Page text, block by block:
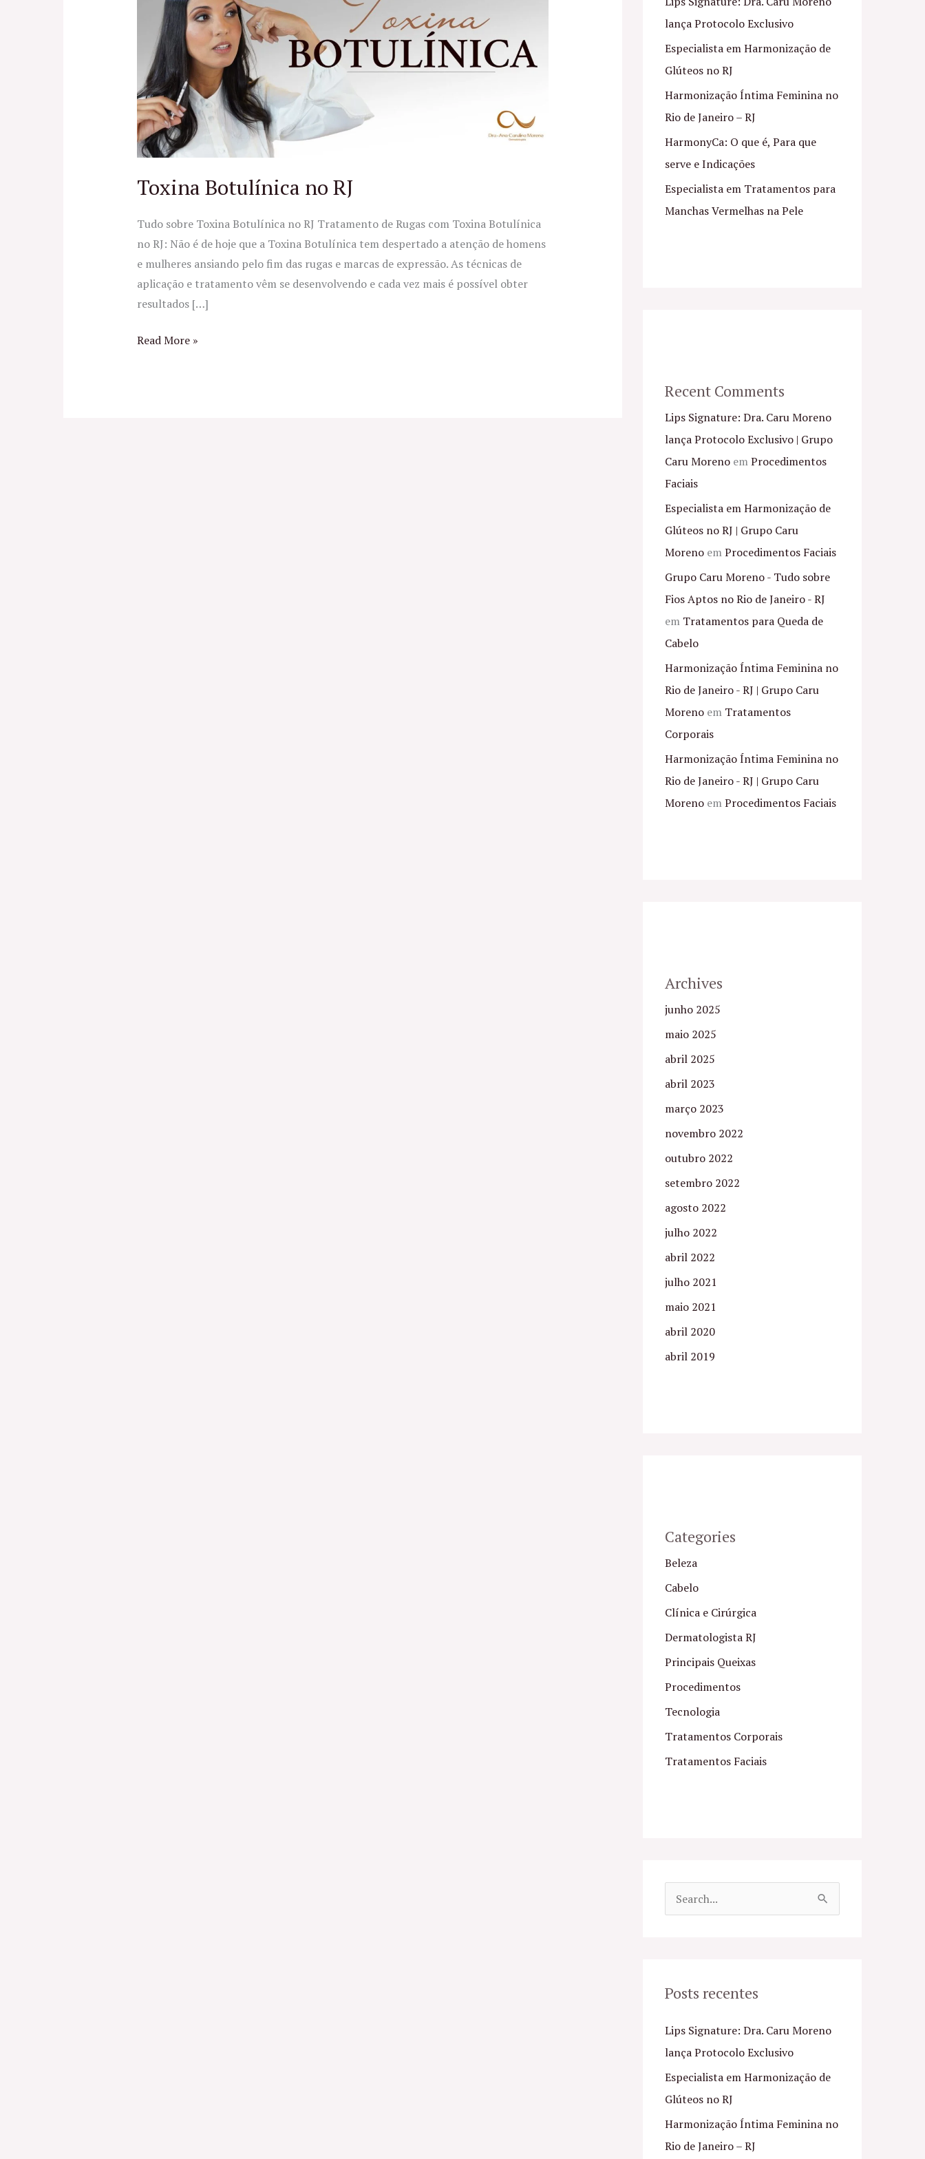
Toxina Botulínica no RJ
Tudo sobre Toxina Botulínica no RJ Tratamento de Rugas com Toxina Botulínica
no RJ: Não é de hoje que a Toxina Botulínica tem despertado a atenção de homens
e mulheres ansiando pelo fim das rugas e marcas de expressão. As técnicas de
aplicação e tratamento vêm se desenvolvendo e cada vez mais é possível obter
resultados […]
Read More »
lança Protocolo Exclusivo
Especialista em Harmonização de
Glúteos no RJ
Harmonização Íntima Feminina no
Rio de Janeiro – RJ
HarmonyCa: O que é, Para que
serve e Indicações
Especialista em Tratamentos para
Manchas Vermelhas na Pele
Recent Comments
Lips Signature: Dra. Caru Moreno
lança Protocolo Exclusivo | Grupo
Caru Moreno emProcedimentos
Faciais
Especialista em Harmonização de
Glúteos no RJ | Grupo Caru
Moreno emProcedimentos Faciais
Grupo Caru Moreno - Tudo sobre
Fios Aptos no Rio de Janeiro - RJ
em Tratamentos para Queda de
Cabelo
Harmonização Íntima Feminina no
Rio de Janeiro - RJ | Grupo Caru
Moreno em Tratamentos
Corporais
Harmonização Íntima Feminina no
Rio de Janeiro - RJ | Grupo Caru
Moreno emProcedimentos Faciais
Archives
junho 2025
maio 2025
abril 2025
abril 2023
março 2023
novembro 2022
outubro 2022
setembro 2022
agosto 2022
julho 2022
abril 2022
julho 2021
maio 2021
abril 2020
abril 2019
Categories
Beleza
Cabelo
Clínica e Cirúrgica
Dermatologista RJ
Principais Queixas
Procedimentos
Tecnologia
Tratamentos Corporais
Tratamentos Faciais
u
s
a
r
p
o
r
Posts recentes
Lips Signature: Dra. Caru Moreno
lança Protocolo Exclusivo
Especialista em Harmonização de
Glúteos no RJ
Harmonização Íntima Feminina no
Rio de Janeiro – RJ